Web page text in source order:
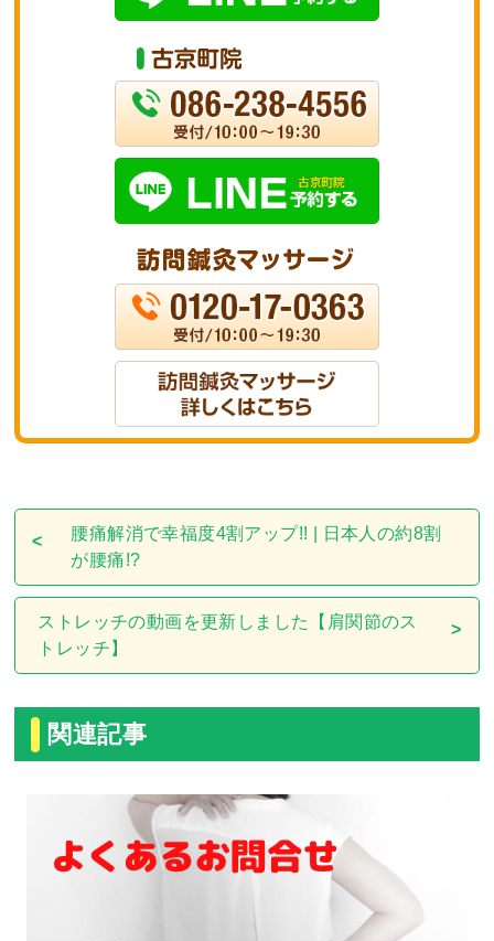
腰痛解消で幸福度4割アップ!! | 日本人の約8割
が腰痛!?
ストレッチの動画を更新しました【肩関節のス
トレッチ】
関連記事